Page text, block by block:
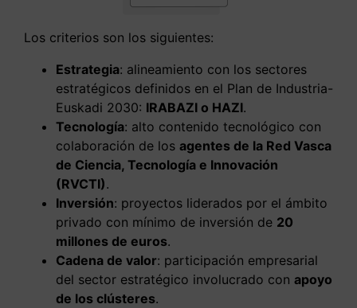
Los criterios son los siguientes:
Estrategia: alineamiento con los sectores
estratégicos definidos en el Plan de Industria-
Euskadi 2030: IRABAZI o HAZI.
Tecnología: alto contenido tecnológico con
colaboración de los agentes de la Red Vasca
de Ciencia, Tecnología e Innovación
(RVCTI).
Inversión: proyectos liderados por el ámbito
privado con mínimo de inversión de 20
millones de euros.
Cadena de valor: participación empresarial
del sector estratégico involucrado con apoyo
de los clústeres.